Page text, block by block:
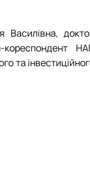
Василівна,
кореспондент
та